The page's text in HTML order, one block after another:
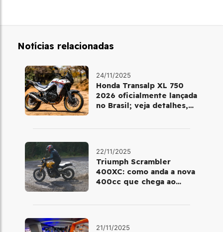
Notícias relacionadas
24/11/2025
Honda Transalp XL 750
2026 oficialmente lançada
no Brasil; veja detalhes,
22/11/2025
Triumph Scrambler
400XC: como anda a nova
400cc que chega ao
21/11/2025